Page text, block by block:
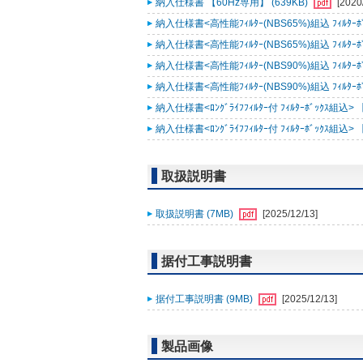
納入仕様書 【60Hz専用】 (639KB)
納入仕様書<高性能ﾌｨﾙﾀｰ(NBS65%)組込 ﾌｨﾙﾀ
納入仕様書<高性能ﾌｨﾙﾀｰ(NBS65%)組込 ﾌｨﾙﾀ
納入仕様書<高性能ﾌｨﾙﾀｰ(NBS90%)組込 ﾌｨﾙﾀ
納入仕様書<高性能ﾌｨﾙﾀｰ(NBS90%)組込 ﾌｨﾙﾀ
納入仕様書<ﾛﾝｸﾞﾗｲﾌﾌｨﾙﾀｰ付 ﾌｨﾙﾀｰﾎﾞｯｸｽ組込
納入仕様書<ﾛﾝｸﾞﾗｲﾌﾌｨﾙﾀｰ付 ﾌｨﾙﾀｰﾎﾞｯｸｽ組込
取扱説明書
取扱説明書 (7MB) [2025/12/13]
据付工事説明書
据付工事説明書 (9MB) [2025/12/13]
製品画像